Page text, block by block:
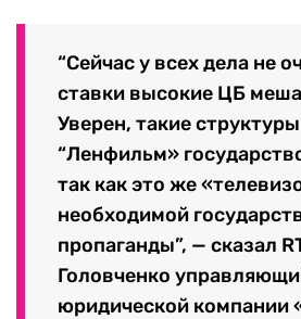
“Сейчас у всех дела не
ставки высокие ЦБ
Уверен, такие
“Ленфильм»
так как это же
необходимой
пропаганды”, — сказал
Головченко
юридической компании